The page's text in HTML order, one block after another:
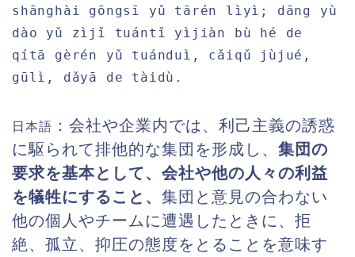
shānghài gōngsī yǔ tārén lìyì; dāng yù
dào yǔ zìjǐ tuántǐ yìjiàn bù hé de
qítā gèrén yǔ tuánduì, cǎiqǔ jùjué,
gūlì, dǎyā de tàidù.
日本語 ：会社や企業内では、利己主義の誘惑
に駆られて排他的な集団を形成し、 集団の
要求を基本として、会社や他の人々の利益
を犠牲にすること、 集団と意見の合わない
他の個人やチームに遭遇したときに、拒
絶、孤立、抑圧の態度をとることを意味す